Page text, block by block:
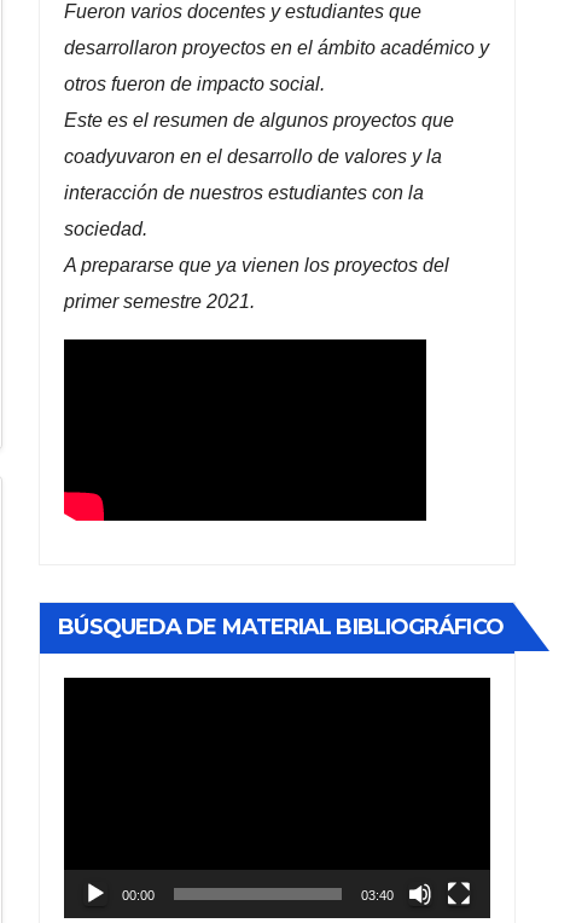
Fueron varios docentes y estudiantes que
desarrollaron proyectos en el ámbito académico y
otros fueron de impacto social.
Este es el resumen de algunos proyectos que
coadyuvaron en el desarrollo de valores y la
interacción de nuestros estudiantes con la
sociedad.
A prepararse que ya vienen los proyectos del
primer semestre 2021.
BÚSQUEDA DE MATERIAL BIBLIOGRÁFICO
00:00 03:40